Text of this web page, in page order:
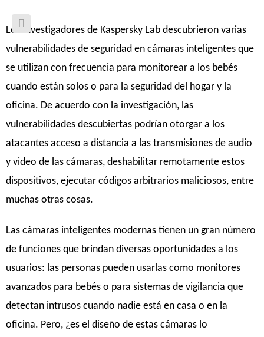
Los investigadores de Kaspersky Lab descubrieron varias
vulnerabilidades de seguridad en cámaras inteligentes que
se utilizan con frecuencia para monitorear a los bebés
cuando están solos o para la seguridad del hogar y la
oficina. De acuerdo con la investigación, las
vulnerabilidades descubiertas podrían otorgar a los
atacantes acceso a distancia a las transmisiones de audio
y video de las cámaras, deshabilitar remotamente estos
dispositivos, ejecutar códigos arbitrarios maliciosos, entre
muchas otras cosas.
Las cámaras inteligentes modernas tienen un gran número
de funciones que brindan diversas oportunidades a los
usuarios: las personas pueden usarlas como monitores
avanzados para bebés o para sistemas de vigilancia que
detectan intrusos cuando nadie está en casa o en la
oficina. Pero, ¿es el diseño de estas cámaras lo